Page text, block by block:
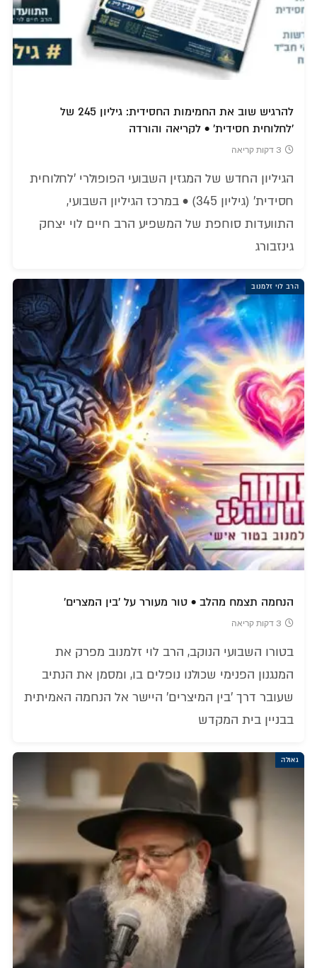
להרגיש שוב את החמימות החסידית: גיליון 245 של
'לחלוחית חסידית' • לקריאה והורדה
3 דקות קריאה
הגיליון החדש של המגזין השבועי הפופולרי 'לחלוחית
חסידית' (גיליון 345) • במרכז הגיליון השבועי,
התוועדות סוחפת של המשפיע הרב חיים לוי יצחק
גינזבורג
הרב לוי זלמנוב
הנחמה תצמח מהלב • טור מעורר על 'בין המצרים'
3 דקות קריאה
בטורו השבועי הנוקב, הרב לוי זלמנוב מפרק את
המנגנון הפנימי שכולנו נופלים בו, ומסמן את הנתיב
שעובר דרך 'בין המיצרים' היישר אל הנחמה האמיתית
בבניין בית המקדש
גאולה